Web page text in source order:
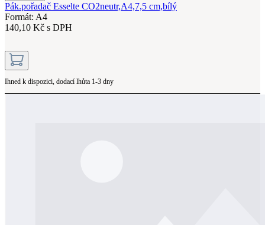
Pák.pořadač Esselte CO2neutr,A4,7,5 cm,bílý
Formát: A4
140,10 Kč s DPH
Ihned k dispozici, dodací lhůta 1-3 dny